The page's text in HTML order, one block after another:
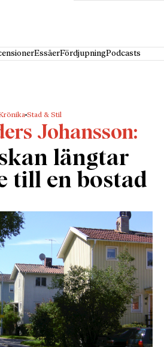
EssäerFördjupningPodcasts
Stad & Stil
Johansson
längtar
till en bostad